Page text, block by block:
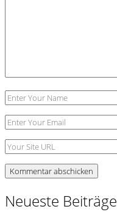
Name
E-
Adresse
Website
Neueste Beiträge